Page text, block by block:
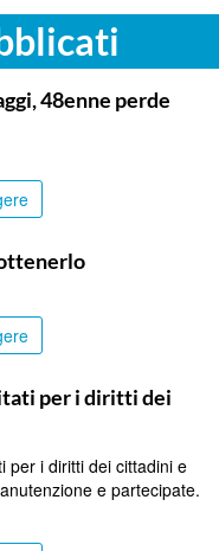
48enne perde
per i diritti dei
per i diritti dei cittadini e
e partecipate.